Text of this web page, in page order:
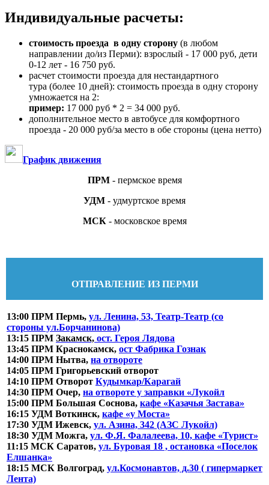
Индивидуальные расчеты:
стоимость проезда в одну сторону (в любом
направлении до/из Перми): взрослый - 17 000 руб, дети
0-12 лет - 16 750 руб.
расчет стоимости проезда для нестандартного
тура (более 10 дней): стоимость проезда в одну сторону
умножается на 2:
пример: 17 000 руб * 2 = 34 000 руб.
дополнительное место в автобусе для комфортного
проезда - 20 000 руб/за место в обе стороны (цена нетто)
График движения
ПРМ - пермское время
УДМ - удмуртское время
МСК - московское время
ОТПРАВЛЕНИЕ ИЗ ПЕРМИ
13:00 ПРМ Пермь, ул. Ленина, 53, Театр-Театр (со
стороны ул.Борчанинова)
13:15 ПРМ Закамск, ост. Героя Лядова
13:45 ПРМ Краснокамск, ост Фабрика Гознак
14:00 ПРМ Нытва, на отвороте
14:05 ПРМ Григорьевский отворот
14:10 ПРМ Отворот Кудымкар/Карагай
14:30 ПРМ Очер, на отвороте у заправки «Лукойл
15:00 ПРМ Большая Соснова, кафе «Казачья Застава»
16:15 УДМ Воткинск, кафе «у Моста»
17:30 УДМ Ижевск, ул. Азина, 342 (АЗС Лукойл)
18:30 УДМ Можга, ул. Ф.Я. Фалалеева, 10, кафе «Турист»
11:15 МСК Саратов, ул. Буровая 18 , остановка «Поселок
Елшанка»
18:15 МСК Волгоград, ул.Космонавтов, д.30 ( гипермаркет
Лента)